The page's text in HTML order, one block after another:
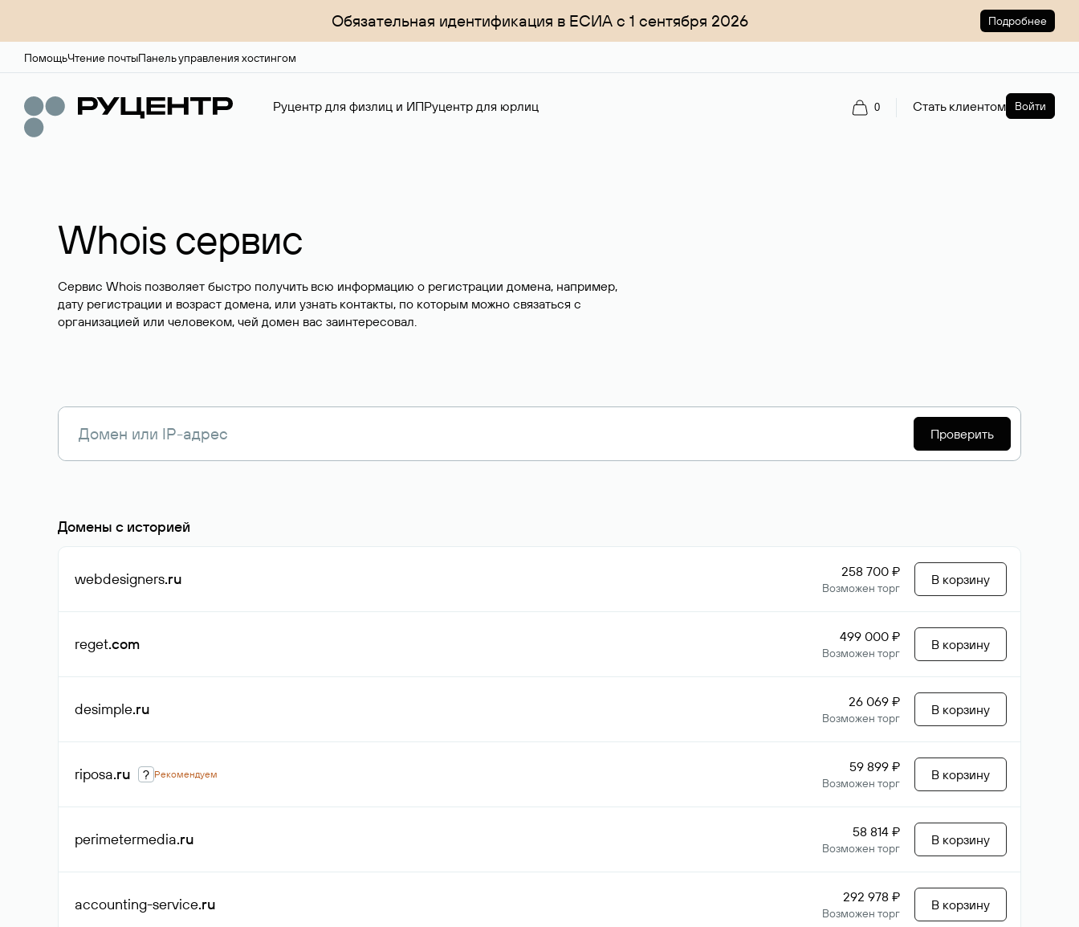
Обязательная идентификация в ЕСИА с 1 сентября 2026 Подробнее
ПомощьЧтение почтыПанель управления хостингом
Руцентр для физлиц и ИПРуцентр для юрлиц 0 Стать клиентом Войти
Whois сервис
Сервис Whois позволяет быстро получить всю информацию о регистрации домена, например,
дату регистрации и возраст домена, или узнать контакты, по которым можно связаться с
организацией или человеком, чей домен вас заинтересовал.
Проверить
Домены с историей
webdesigners.ru 258 700 ₽
Возможен торг
В корзину
reget.com 499 000 ₽
Возможен торг
В корзину
desimple.ru 26 069 ₽
Возможен торг
В корзину
riposa.ru ? Рекомендуем 59 899 ₽
Возможен торг
В корзину
perimetermedia.ru 58 814 ₽
Возможен торг
В корзину
accounting-service.ru 292 978 ₽
Возможен торг
В корзину